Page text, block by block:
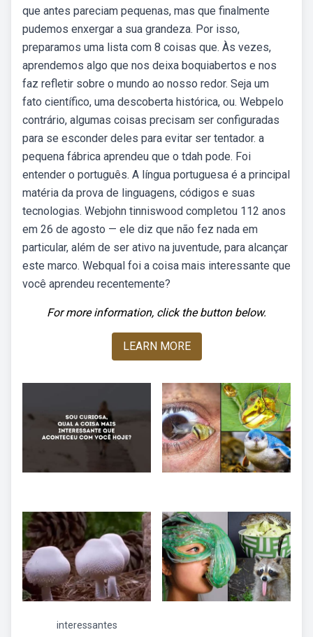
que antes pareciam pequenas, mas que finalmente
pudemos enxergar a sua grandeza. Por isso,
preparamos uma lista com 8 coisas que. Às vezes,
aprendemos algo que nos deixa boquiabertos e nos
faz refletir sobre o mundo ao nosso redor. Seja um
fato científico, uma descoberta histórica, ou. Webpelo
contrário, algumas coisas precisam ser configuradas
para se esconder deles para evitar ser tentador. a
pequena fábrica aprendeu que o tdah pode. Foi
entender o português. A língua portuguesa é a principal
matéria da prova de linguagens, códigos e suas
tecnologias. Webjohn tinniswood completou 112 anos
em 26 de agosto — ele diz que não fez nada em
particular, além de ser ativo na juventude, para alcançar
este marco. Webqual foi a coisa mais interessante que
você aprendeu recentemente?
For more information, click the button below.
LEARN MORE
interessantes